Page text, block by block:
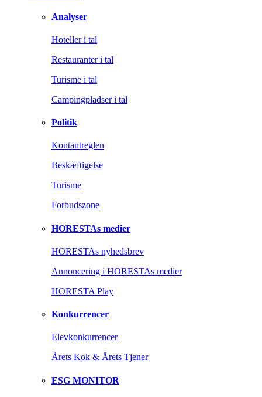
Analyser
Hoteller i tal
Restauranter i tal
Turisme i tal
Campingpladser i tal
Politik
Kontantreglen
Beskæftigelse
Turisme
Forbudszone
HORESTAs medier
HORESTAs nyhedsbrev
Annoncering i HORESTAs medier
HORESTA Play
Konkurrencer
Elevkonkurrencer
Årets Kok & Årets Tjener
ESG MONITOR